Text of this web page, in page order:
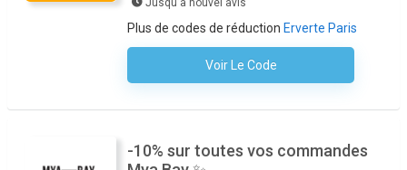
Jusqu'à nouvel avis
Plus de codes de réduction Erverte Paris
Voir Le Code
Aucun Code N'est Nécessaire
-10% sur toutes vos commandes